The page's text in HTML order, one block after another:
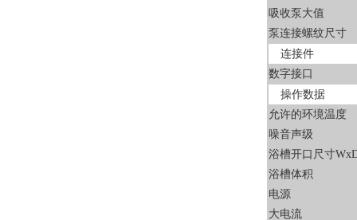
吸收泵大值
泵连接螺纹尺寸
连接件
数字接口
操作数据
允许的环境温度
噪音声级
浴槽开口尺寸
浴槽体积
电源
大电流